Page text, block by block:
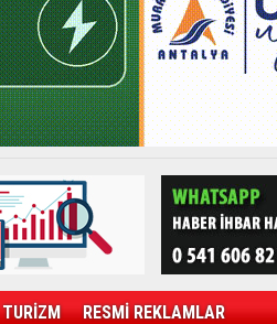
TURİZM RESMİ REKLAMLAR